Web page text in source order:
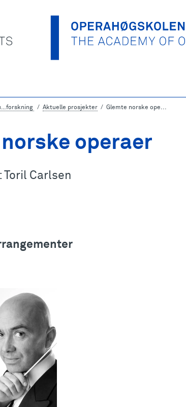
Aktuelle prosjekter Glemte norske ope...
operaer
Carlsen